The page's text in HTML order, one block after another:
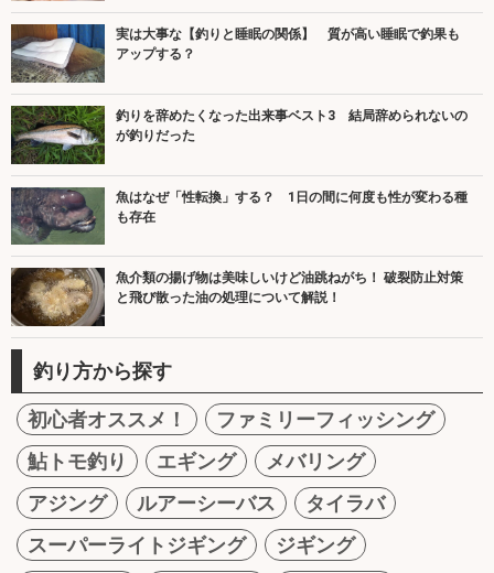
実は大事な【釣りと睡眠の関係】 質が高い睡眠で釣果も
アップする？
釣りを辞めたくなった出来事ベスト3 結局辞められないの
が釣りだった
魚はなぜ「性転換」する？ 1日の間に何度も性が変わる種
も存在
魚介類の揚げ物は美味しいけど油跳ねがち！ 破裂防止対策
と飛び散った油の処理について解説！
釣り方から探す
初心者オススメ！
ファミリーフィッシング
鮎トモ釣り
エギング
メバリング
アジング
ルアーシーバス
タイラバ
スーパーライトジギング
ジギング